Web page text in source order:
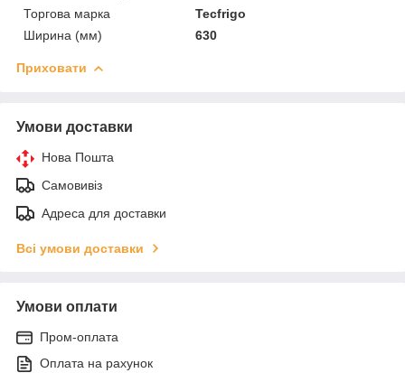
Торгова марка
Tecfrigo
Ширина (мм)
630
Приховати
Умови доставки
Нова Пошта
Самовивіз
Адреса для доставки
Всі умови доставки
Умови оплати
Пром-оплата
Оплата на рахунок